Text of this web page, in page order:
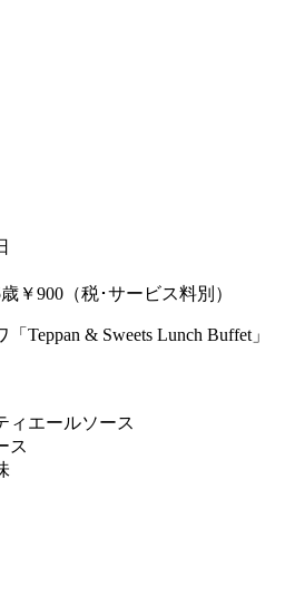
￥900（税･サービス料別）
ィエールソース
ス